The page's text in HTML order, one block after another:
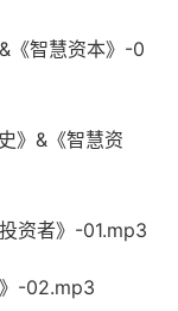
《智慧资本》-0
》&《智慧资
资者》-01.mp3
-02.mp3